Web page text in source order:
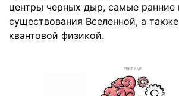
центры черных дыр, самые
существования Вселенной, а
квантовой физикой.
РЕКЛАМА